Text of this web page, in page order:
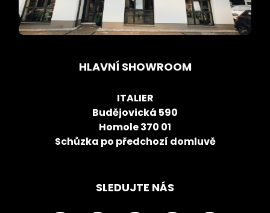
HLAVNÍ SHOWROOM
ITALIER
Budějovická 590
Homole 370 01
Schůzka po předchozí domluvě
SLEDUJTE NÁS